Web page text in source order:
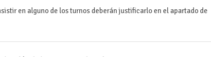
en alguno de los turnos deberán justificarlo en el apartado de